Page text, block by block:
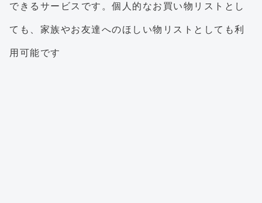
できるサービスです。個人的なお買い物リストとし
ても、家族やお友達へのほしい物リストとしても利
用可能です